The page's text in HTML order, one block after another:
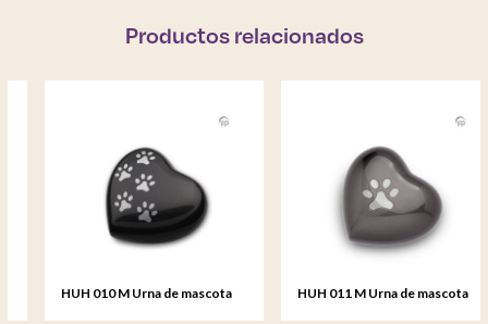
Productos relacionados
HUH 010 M Urna de mascota
HUH 011 M Urna de mascota